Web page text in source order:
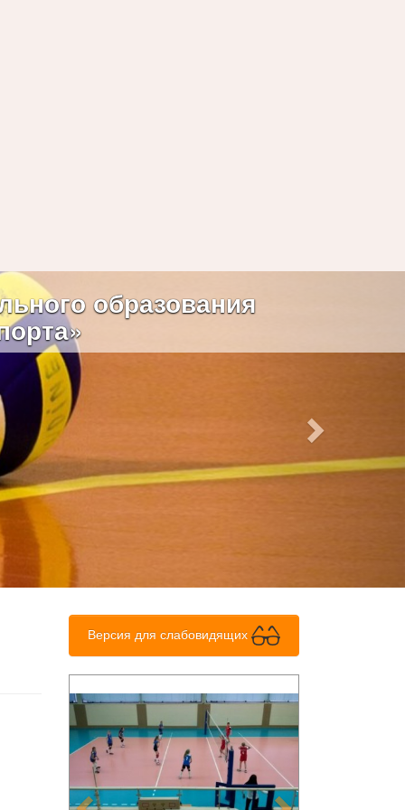
образования
Версия для слабовидящих
Previous Next